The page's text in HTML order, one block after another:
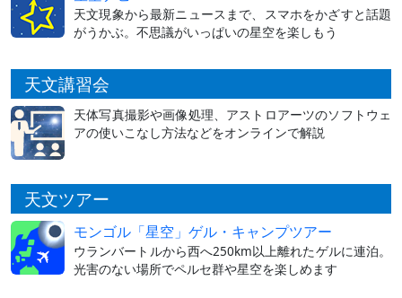
天文現象から最新ニュースまで、スマホをかざすと話題
がうかぶ。不思議がいっぱいの星空を楽しもう
天文講習会
天体写真撮影や画像処理、アストロアーツのソフトウェ
アの使いこなし方法などをオンラインで解説
天文ツアー
モンゴル「星空」ゲル・キャンプツアー
ウランバートルから西へ250km以上離れたゲルに連泊。
光害のない場所でペルセ群や星空を楽しめます